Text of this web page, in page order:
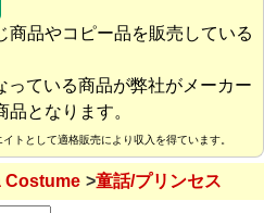
商品やコピー品を販売している
っている商品が弊社がメーカー
となります。
トとして適格販売により収入を得ています。
Costume 童話/プリンセス